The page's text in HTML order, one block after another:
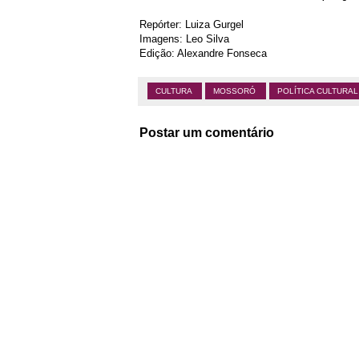
Repórter: Luiza Gurgel
Imagens: Leo Silva
Edição: Alexandre Fonseca
CULTURA MOSSORÓ POLÍTICA
Postar um comentário